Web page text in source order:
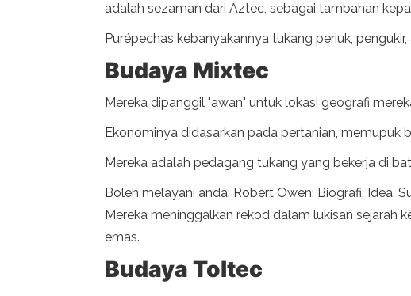
adalah sezaman dari Aztec, sebagai tambahan
Purépechas kebanyakannya tukang periuk,
Budaya Mixtec
Mereka dipanggil "awan" untuk lokasi geografi
Ekonominya didasarkan pada pertanian, memupuk
Mereka adalah pedagang tukang yang bekerja di
Boleh melayani anda: Robert Owen: Biografi, Idea,
Mereka meninggalkan rekod dalam lukisan sejarah
emas.
Budaya Toltec